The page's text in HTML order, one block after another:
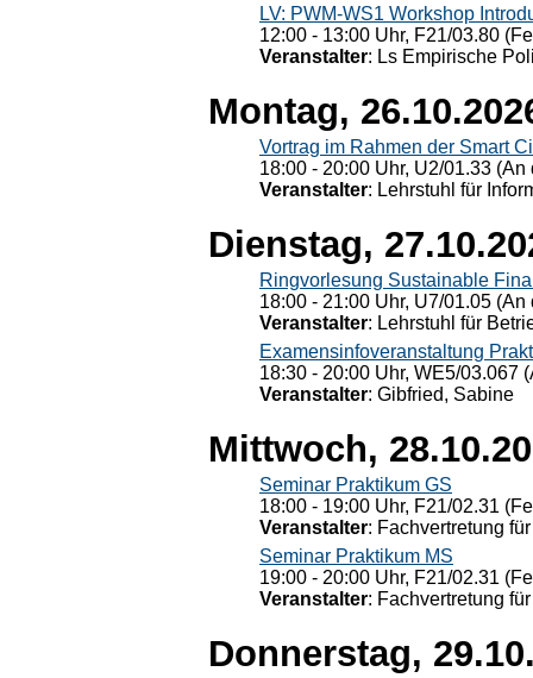
LV: PWM-WS1 Workshop
12:00 - 13:00 Uhr, F21/03.80
Veranstalter: Ls Empirische
Montag,
Vortrag im Rahmen der Smart
18:00 - 20:00 Uhr, U2/01.33
Veranstalter: Lehrstuhl für
Dienstag,
Ringvorlesung Sustainable
18:00 - 21:00 Uhr, U7/01.05
Veranstalter: Lehrstuhl für
Examensinfoveranstaltung
18:30 - 20:00 Uhr, WE5/03.067
Veranstalter: Gibfried, Sabine
Mittwoch,
Seminar Praktikum GS
18:00 - 19:00 Uhr, F21/02.31
Veranstalter: Fachvertretung
Seminar Praktikum MS
19:00 - 20:00 Uhr, F21/02.31
Veranstalter: Fachvertretung
Donnerstag,